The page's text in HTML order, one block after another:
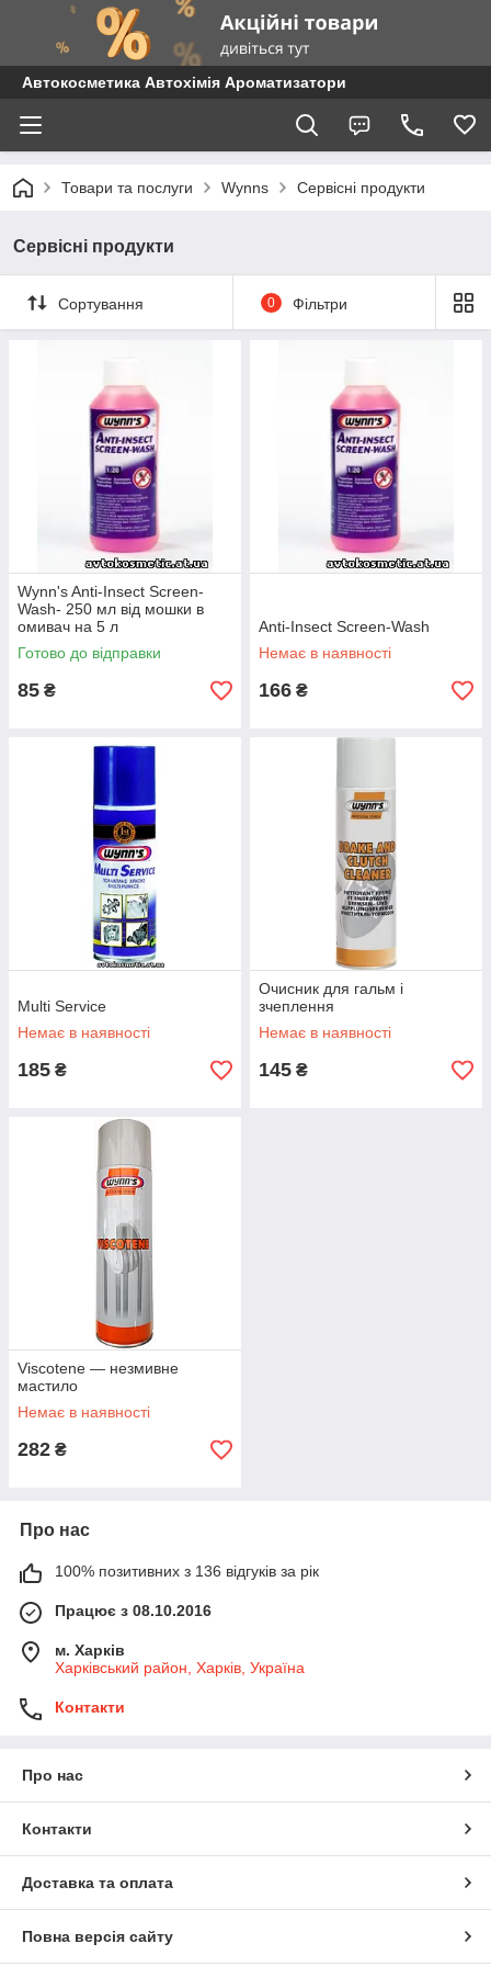
Автокосметика Автохімія Ароматизатори
Товари та послуги Wynns Сервісні продукти
Сервісні продукти
Сортування 0 Фільтри
Wynn's Anti-Insect Screen-
Wash- 250 мл від мошки в
омивач на 5 л
Готово до відправки
85 ₴
Anti-Insect Screen-Wash
Немає в наявності
166 ₴
Multi Service
Немає в наявності
185 ₴
Очисник для гальм і
зчеплення
Немає в наявності
145 ₴
Viscotene — незмивне
мастило
Немає в наявності
282 ₴
Про нас
100% позитивних з 136 відгуків за рік
Працює з 08.10.2016
м. Харків
Харківський район, Харків, Україна
Контакти
Про нас
Контакти
Доставка та оплата
Повна версія сайту